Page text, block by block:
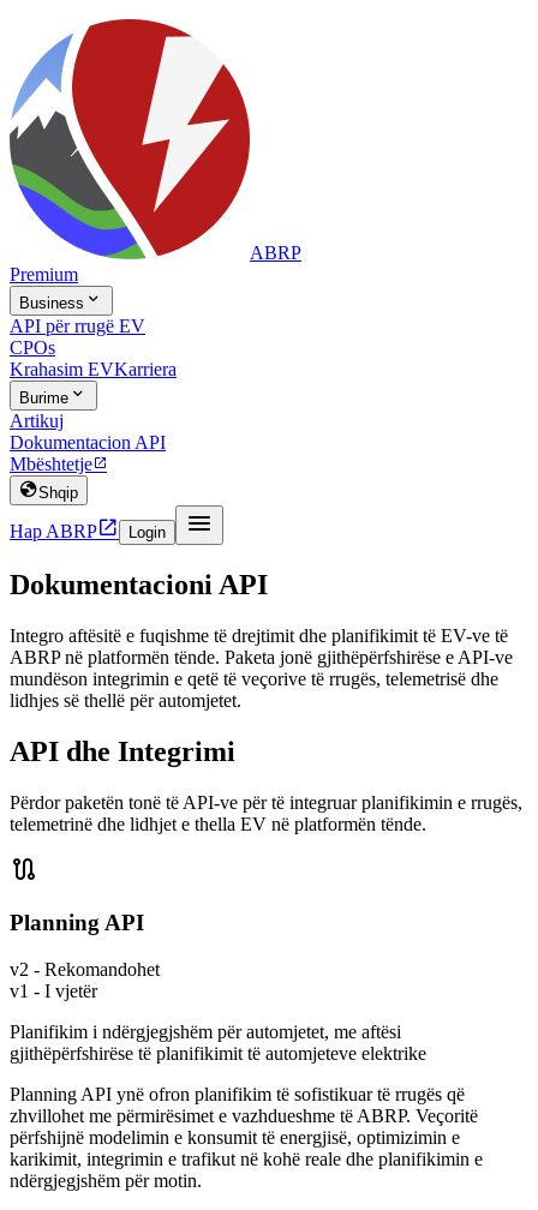
ABRP
Premium
Business 
API për rrugë EV
CPOs
Krahasim EVKarriera
Burime 
Artikuj
Dokumentacion API
Mbështetje
Shqip
Hap ABRP Login 
Dokumentacioni API
Integro aftësitë e fuqishme të drejtimit dhe planifikimit të EV-ve të
ABRP në platformën tënde. Paketa jonë gjithëpërfshirëse e API-ve
mundëson integrimin e qetë të veçorive të rrugës, telemetrisë dhe
lidhjes së thellë për automjetet.
API dhe Integrimi
Përdor paketën tonë të API-ve për të integruar planifikimin e rrugës,
telemetrinë dhe lidhjet e thella EV në platformën tënde.

Planning API
v2 - Rekomandohet
v1 - I vjetër
Planifikim i ndërgjegjshëm për automjetet, me aftësi
gjithëpërfshirëse të planifikimit të automjeteve elektrike
Planning API ynë ofron planifikim të sofistikuar të rrugës që
zhvillohet me përmirësimet e vazhdueshme të ABRP. Veçoritë
përfshijnë modelimin e konsumit të energjisë, optimizimin e
karikimit, integrimin e trafikut në kohë reale dhe planifikimin e
ndërgjegjshëm për motin.